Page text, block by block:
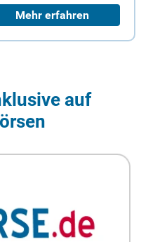
Mehr erfahren
auf